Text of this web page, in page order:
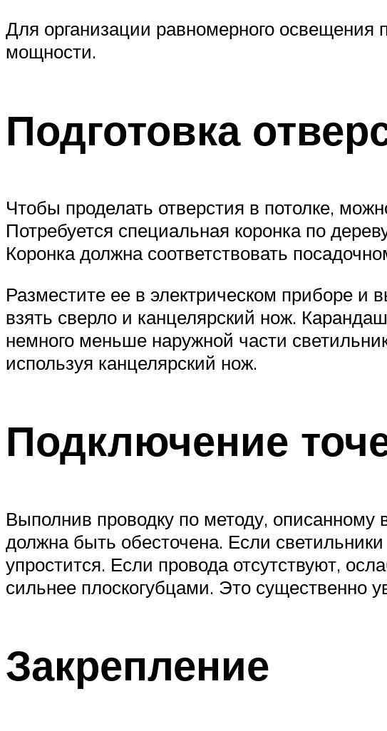
Для организации равномерного освещения
мощности.
Подготовка
Чтобы проделать отверстия в потолке,
Потребуется специальная коронка по
Коронка должна соответствовать
Разместите ее в электрическом приборе и
взять сверло и канцелярский нож.
немного меньше наружной части
используя канцелярский нож.
Подключение
Выполнив проводку по методу, описанному
должна быть обесточена. Если
упростится. Если провода отсутствуют,
сильнее плоскогубцами. Это существенно
Закрепление